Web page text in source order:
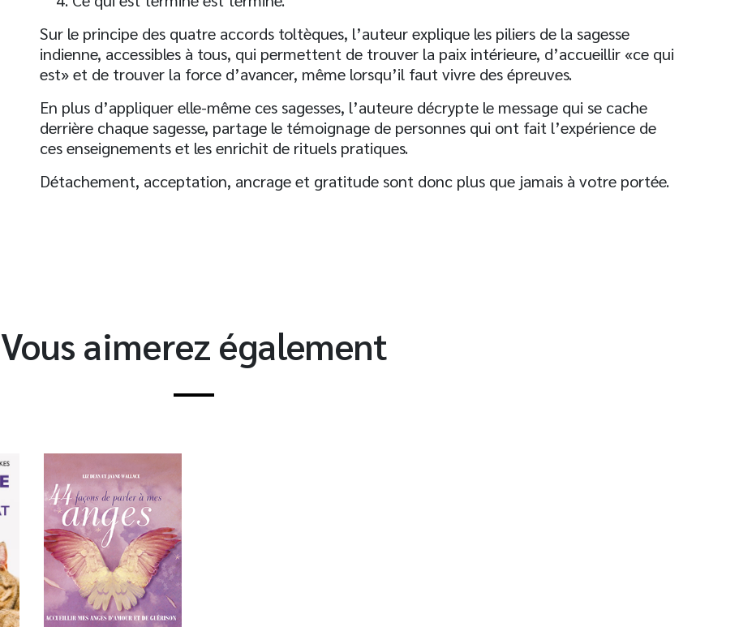
Sur le principe des quatre accords toltèques, l’auteur explique les piliers de la sagesse
indienne, accessibles à tous, qui permettent de trouver la paix intérieure, d’accueillir «ce qui
est» et de trouver la force d’avancer, même lorsqu’il faut vivre des épreuves.
En plus d’appliquer elle-même ces sagesses, l’auteure décrypte le message qui se cache
derrière chaque sagesse, partage le témoignage de personnes qui ont fait l’expérience de
ces enseignements et les enrichit de rituels pratiques.
Détachement, acceptation, ancrage et gratitude sont donc plus que jamais à votre portée.
Vous aimerez également